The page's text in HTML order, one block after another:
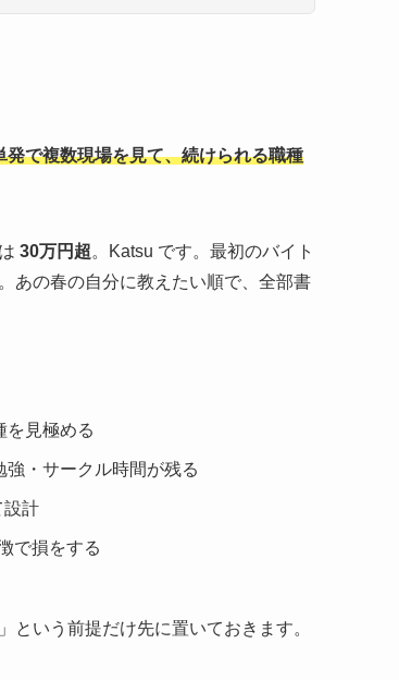
発で複数現場を見て、続けられる職種
30万円超。Katsu です。最初のバイト
あの春の自分に教えたい順で、全部書
を見極める
強・サークル時間が残る
設計
で損をする
という前提だけ先に置いておきます。